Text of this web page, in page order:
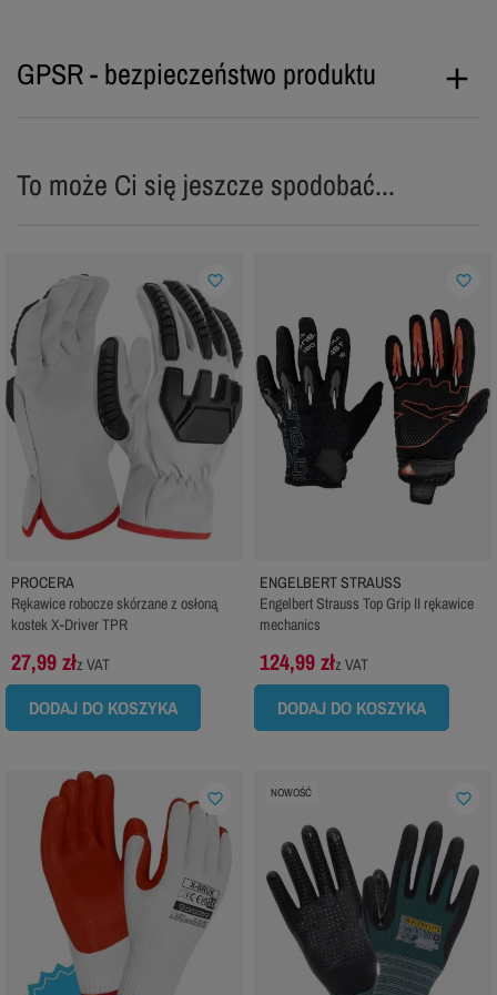
GPSR - bezpieczeństwo produktu
To może Ci się jeszcze spodobać...
PROCERA
Rękawice robocze skórzane z osłoną
kostek X-Driver TPR
27,99 złz VAT
DODAJ DO KOSZYKA
favorite_border
ENGELBERT STRAUSS
Engelbert Strauss Top Grip II rękawice
mechanics
124,99 złz VAT
DODAJ DO KOSZYKA
favorite_border
favorite_border NOWOŚĆ favorite_border